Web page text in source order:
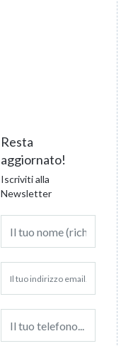
Resta
aggiornato!
Iscriviti alla
Newsletter